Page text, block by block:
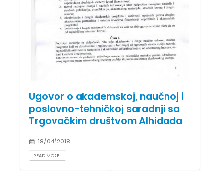
Ugovor o akademskoj, naučnoj i
poslovno-tehničkoj saradnji sa
Trgovačkim društvom Alhidada
18/04/2018
READ MORE...